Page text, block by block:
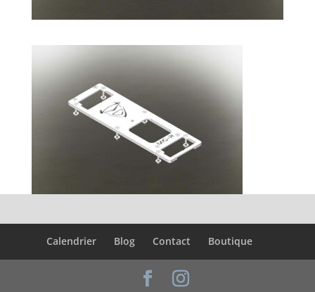
Calendrier Blog Contact Boutique